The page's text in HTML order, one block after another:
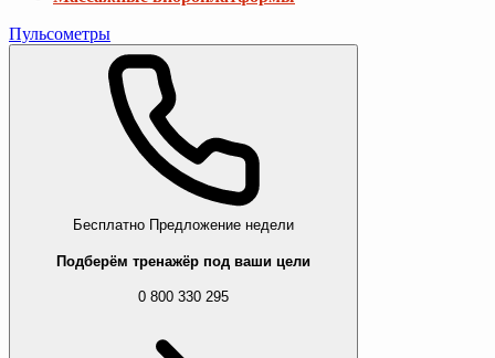
Пульсометры
Бесплатно Предложение недели
Подберём тренажёр под ваши цели
0 800 330 295